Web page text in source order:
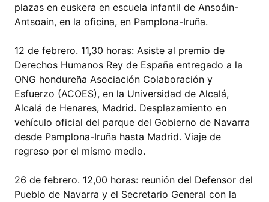
plazas en euskera en escuela infantil de Ansoáin-
Antsoain, en la oficina, en Pamplona-Iruña.
12 de febrero. 11,30 horas: Asiste al premio de
Derechos Humanos Rey de España entregado a la
ONG hondureña Asociación Colaboración y
Esfuerzo (ACOES), en la Universidad de Alcalá,
Alcalá de Henares, Madrid. Desplazamiento en
vehículo oficial del parque del Gobierno de Navarra
desde Pamplona-Iruña hasta Madrid. Viaje de
regreso por el mismo medio.
26 de febrero. 12,00 horas: reunión del Defensor del
Pueblo de Navarra y el Secretario General con la